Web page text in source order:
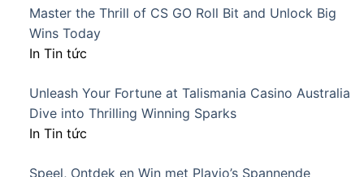
Master the Thrill of CS GO Roll Bit and Unlock Big
Wins Today
In Tin tức
Unleash Your Fortune at Talismania Casino Australia
Dive into Thrilling Winning Sparks
In Tin tức
Speel, Ontdek en Win met Playio’s Spannende